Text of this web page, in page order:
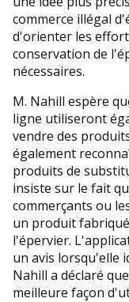
commerce illégal
d'orienter les
conservation de
nécessaires.
M. Nahill espère
ligne utiliseront
vendre des
également
produits de
insiste sur le fait
commerçants ou
un produit
l'épervier.
un avis lorsqu'elle
Nahill a déclaré
meilleure façon